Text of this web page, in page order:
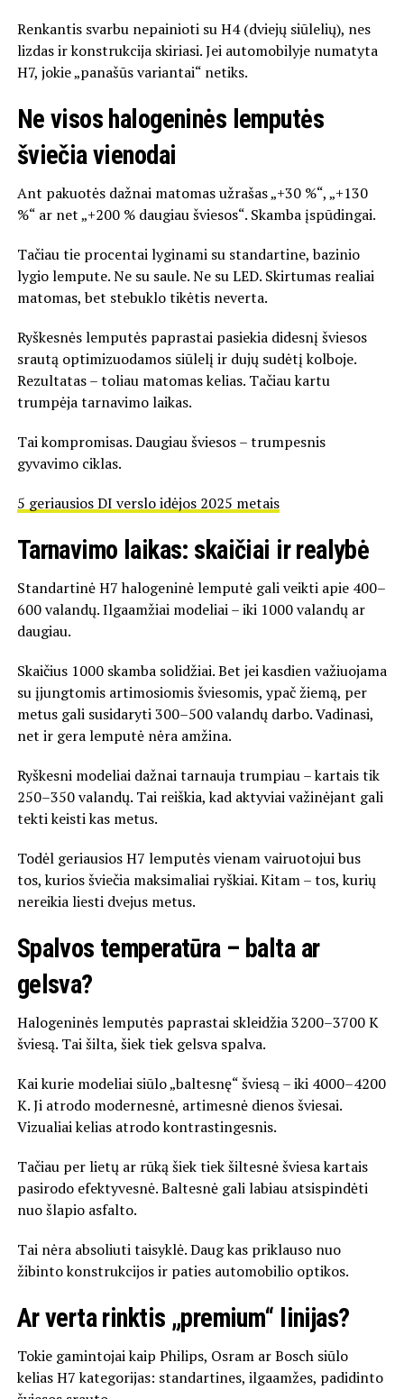
Renkantis svarbu nepainioti su H4 (dviejų siūlelių), nes
lizdas ir konstrukcija skiriasi. Jei automobilyje numatyta
H7, jokie „panašūs variantai“ netiks.
Ne visos halogeninės lemputės
šviečia vienodai
Ant pakuotės dažnai matomas užrašas „+30 %“, „+130
%“ ar net „+200 % daugiau šviesos“. Skamba įspūdingai.
Tačiau tie procentai lyginami su standartine, bazinio
lygio lempute. Ne su saule. Ne su LED. Skirtumas realiai
matomas, bet stebuklo tikėtis neverta.
Ryškesnės lemputės paprastai pasiekia didesnį šviesos
srautą optimizuodamos siūlelį ir dujų sudėtį kolboje.
Rezultatas – toliau matomas kelias. Tačiau kartu
trumpėja tarnavimo laikas.
Tai kompromisas. Daugiau šviesos – trumpesnis
gyvavimo ciklas.
5 geriausios DI verslo idėjos 2025 metais
Tarnavimo laikas: skaičiai ir realybė
Standartinė H7 halogeninė lemputė gali veikti apie 400–
600 valandų. Ilgaamžiai modeliai – iki 1000 valandų ar
daugiau.
Skaičius 1000 skamba solidžiai. Bet jei kasdien važiuojama
su įjungtomis artimosiomis šviesomis, ypač žiemą, per
metus gali susidaryti 300–500 valandų darbo. Vadinasi,
net ir gera lemputė nėra amžina.
Ryškesni modeliai dažnai tarnauja trumpiau – kartais tik
250–350 valandų. Tai reiškia, kad aktyviai važinėjant gali
tekti keisti kas metus.
Todėl geriausios H7 lemputės vienam vairuotojui bus
tos, kurios šviečia maksimaliai ryškiai. Kitam – tos, kurių
nereikia liesti dvejus metus.
Spalvos temperatūra – balta ar
gelsva?
Halogeninės lemputės paprastai skleidžia 3200–3700 K
šviesą. Tai šilta, šiek tiek gelsva spalva.
Kai kurie modeliai siūlo „baltesnę“ šviesą – iki 4000–4200
K. Ji atrodo modernesnė, artimesnė dienos šviesai.
Vizualiai kelias atrodo kontrastingesnis.
Tačiau per lietų ar rūką šiek tiek šiltesnė šviesa kartais
pasirodo efektyvesnė. Baltesnė gali labiau atsispindėti
nuo šlapio asfalto.
Tai nėra absoliuti taisyklė. Daug kas priklauso nuo
žibinto konstrukcijos ir paties automobilio optikos.
Ar verta rinktis „premium“ linijas?
Tokie gamintojai kaip Philips, OsramarBoschsiūlo
kelias H7 kategorijas: standartines, ilgaamžes, padidinto